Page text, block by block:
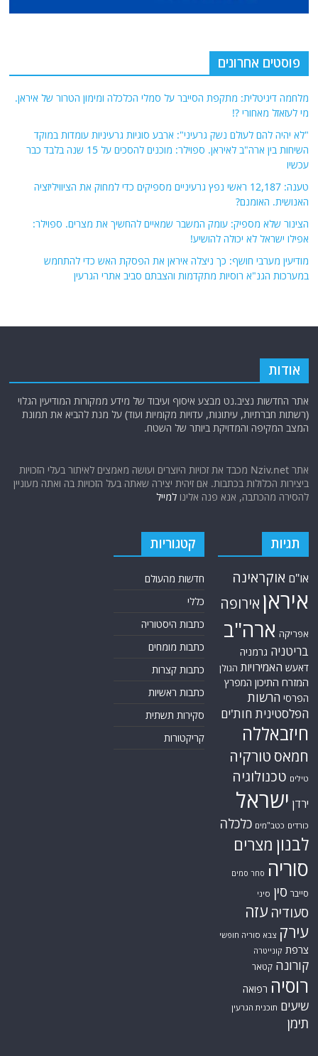
פוסטים אחרונים
מלחמה דיגיטלית: מתקפת הסייבר על סמלי הכלכלה ומימון הטרור של איראן.
מי לעזאזל מאחורי ?!
"לא יהיה להם לעולם נשק גרעיני": ארבע סוגיות גרעיניות עומדות במוקד
השיחות בין ארה"ב לאיראן. ספוילר: מוכנים להסכים על 15 שנה בלבד כבר
עכשיו
טענה: 12,187 ראשי נפץ גרעיניים מספיקים כדי למחוק את הציוויליזציה
האנושית. האומנם?
הצינור שלא מספיק: עומק המשבר שמאיים להחשיך את מצרים. ספוילר:
אפילו ישראל לא יכולה להושיע!
מודיעין מערבי חושף: כך ניצלה איראן את הפסקת האש כדי להתחמש
במערכות הגנ"א רוסיות מתקדמות והצבתם סביב אתרי הגרעין
אודות
אתר החדשות נציב.נט מבצע איסוף ועיבוד של מידע ממקורות המודיעין הגלוי
(רשתות חברתיות, עיתונות, עדויות מקומיות ועוד) על מנת להביא את תמונת
המצב המקיפה והמדויקת ביותר של השטח.
אתר Nziv.net מכבד את זכויות היוצרים ועושה מאמצים לאיתור בעלי הזכויות
ביצירות הכלולות בכתבות. אם זיהית יצירה שאתה בעל הזכויות בה ואתה מעוניין
להסירה מהכתבה, אנא פנה אלינולמייל
תגיות
או"ם אוקראינה
איראן אירופה
אפריקה ארה"ב
בריטניה גרמניה
דאעש האמירויות הגולן
המזרח התיכון המפרץ
הפרסי הרשות
הפלסטינית חות'ים
חיזבאללה
חמאס טורקיה
טילים טכנולוגיה
ירדן ישראל
כורדים כטב"מים כלכלה
לבנון מצרים
סוריה סחר סמים
סייבר סין סיני
סעודיה עזה
עירק צבא סוריה חופשי
צרפת קונייטרה
קורונה קטאר
רוסיה רפואה
שיעים תוכנית הגרעין
תימן
קטגוריות
חדשות מהעולם
כללי
כתבות היסטוריה
כתבות מומחים
כתבות קצרות
כתבות ראשיות
סקירות תשתית
קריקטורות